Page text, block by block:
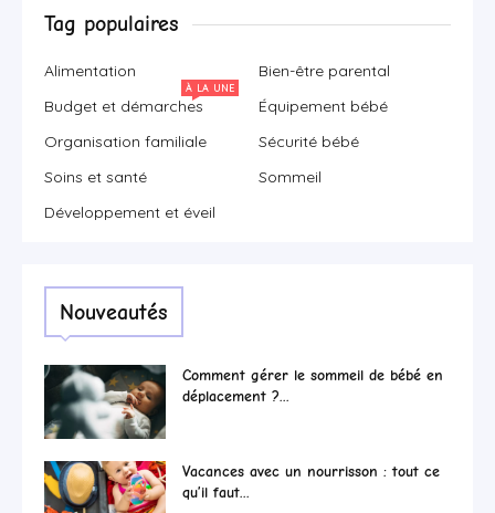
Tag populaires
Alimentation
Bien-être parental
Budget et démarches
À LA UNE
Équipement bébé
Organisation familiale
Sécurité bébé
Soins et santé
Sommeil
Développement et éveil
Nouveautés
Comment gérer le sommeil de bébé en
déplacement ?...
Vacances avec un nourrisson : tout ce
qu’il faut...